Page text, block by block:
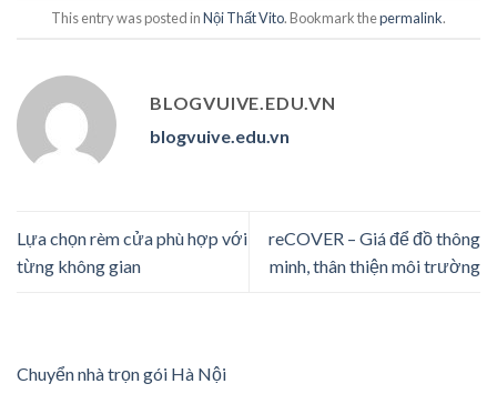
This entry was posted inNội Thất Vito. Bookmark thepermalink.
BLOGVUIVE.EDU.VN
blogvuive.edu.vn
Lựa chọn rèm cửa phù hợp với
từng không gian
reCOVER – Giá để đồ thông
minh, thân thiện môi trường
Chuyển nhà trọn gói Hà Nội